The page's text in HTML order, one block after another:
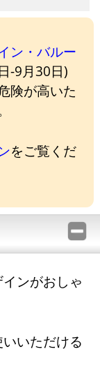
ン・バルー
-9月30日)
険が高いた
をご覧くだ
ンがおしゃ
いただける